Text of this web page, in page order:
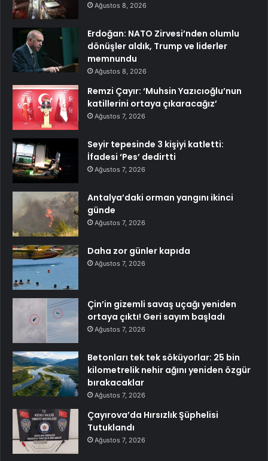
Ağustos 8, 2026
Erdoğan: NATO Zirvesi’nden olumlu
dönüşler aldık, Trump ve liderler
memnundu
Ağustos 8, 2026
Remzi Çayır: ‘Muhsin Yazıcıoğlu’nun
katillerini ortaya çıkaracağız’
Ağustos 7, 2026
Seyir tepesinde 3 kişiyi katletti:
İfadesi ‘Pes’ dedirtti
Ağustos 7, 2026
Antalya’daki orman yangını ikinci
günde
Ağustos 7, 2026
Daha zor günler kapıda
Ağustos 7, 2026
Çin’in gizemli savaş uçağı yeniden
ortaya çıktı! Geri sayım başladı
Ağustos 7, 2026
Betonları tek tek söküyorlar: 25 bin
kilometrelik nehir ağını yeniden özgür
bırakacaklar
Ağustos 7, 2026
Çayırova’da Hırsızlık Şüphelisi
Tutuklandı
Ağustos 7, 2026